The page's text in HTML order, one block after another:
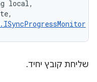
local,
שליחת קובץ יחיד.